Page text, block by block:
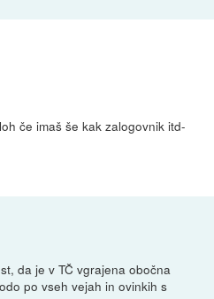
če imaš še kak zalogovnik itd-
da je v TČ vgrajena obočna
po vseh vejah in ovinkih s